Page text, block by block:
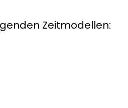
Zeitmodellen: